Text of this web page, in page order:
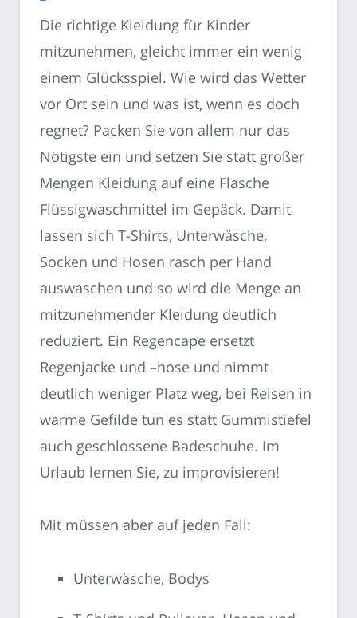
Die richtige Kleidung für Kinder
mitzunehmen, gleicht immer ein wenig
einem Glücksspiel. Wie wird das Wetter
vor Ort sein und was ist, wenn es doch
regnet? Packen Sie von allem nur das
Nötigste ein und setzen Sie statt großer
Mengen Kleidung auf eine Flasche
Flüssigwaschmittel im Gepäck. Damit
lassen sich T-Shirts, Unterwäsche,
Socken und Hosen rasch per Hand
auswaschen und so wird die Menge an
mitzunehmender Kleidung deutlich
reduziert. Ein Regencape ersetzt
Regenjacke und –hose und nimmt
deutlich weniger Platz weg, bei Reisen in
warme Gefilde tun es statt Gummistiefel
auch geschlossene Badeschuhe. Im
Urlaub lernen Sie, zu improvisieren!
Mit müssen aber auf jeden Fall:
Unterwäsche, Bodys